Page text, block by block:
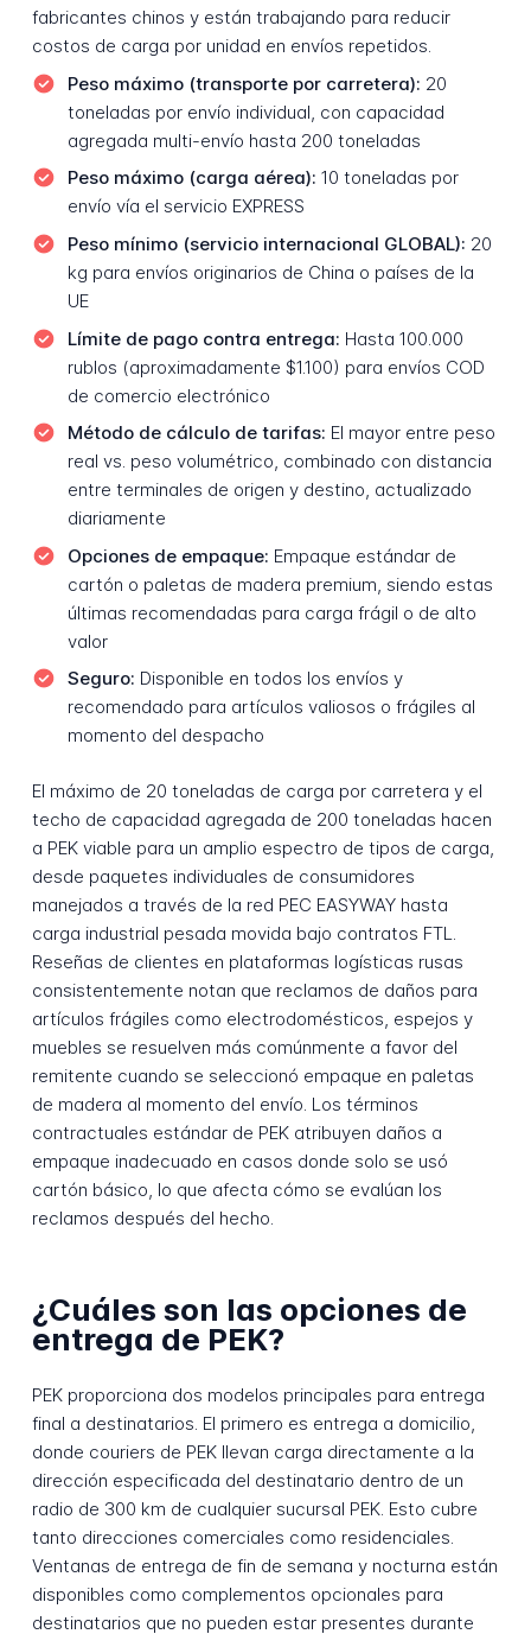
fabricantes chinos y están trabajando para reducir
costos de carga por unidad en envíos repetidos.
Peso máximo (transporte por carretera): 20
toneladas por envío individual, con capacidad
agregada multi-envío hasta 200 toneladas
Peso máximo (carga aérea): 10 toneladas por
envío vía el servicio EXPRESS
Peso mínimo (servicio internacional GLOBAL): 20
kg para envíos originarios de China o países de la
UE
Límite de pago contra entrega: Hasta 100.000
rublos (aproximadamente $1.100) para envíos COD
de comercio electrónico
Método de cálculo de tarifas: El mayor entre peso
real vs. peso volumétrico, combinado con distancia
entre terminales de origen y destino, actualizado
diariamente
Opciones de empaque: Empaque estándar de
cartón o paletas de madera premium, siendo estas
últimas recomendadas para carga frágil o de alto
valor
Seguro: Disponible en todos los envíos y
recomendado para artículos valiosos o frágiles al
momento del despacho
El máximo de 20 toneladas de carga por carretera y el
techo de capacidad agregada de 200 toneladas hacen
a PEK viable para un amplio espectro de tipos de carga,
desde paquetes individuales de consumidores
manejados a través de la red PEC EASYWAY hasta
carga industrial pesada movida bajo contratos FTL.
Reseñas de clientes en plataformas logísticas rusas
consistentemente notan que reclamos de daños para
artículos frágiles como electrodomésticos, espejos y
muebles se resuelven más comúnmente a favor del
remitente cuando se seleccionó empaque en paletas
de madera al momento del envío. Los términos
contractuales estándar de PEK atribuyen daños a
empaque inadecuado en casos donde solo se usó
cartón básico, lo que afecta cómo se evalúan los
reclamos después del hecho.
¿Cuáles son las opciones de
entrega de PEK?
PEK proporciona dos modelos principales para entrega
final a destinatarios. El primero es entrega a domicilio,
donde couriers de PEK llevan carga directamente a la
dirección especificada del destinatario dentro de un
radio de 300 km de cualquier sucursal PEK. Esto cubre
tanto direcciones comerciales como residenciales.
Ventanas de entrega de fin de semana y nocturna están
disponibles como complementos opcionales para
destinatarios que no pueden estar presentes durante